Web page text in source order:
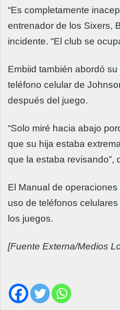
“Es completamente
entrenador de los Sixers,
incidente. “El club se
Embiid también abordó
teléfono celular de
después del juego.
“Solo miré hacia abajo
que su hija estaba
que la estaba revisando”,
El Manual de
uso de teléfonos
los juegos.
[Fuente Externa/Medios